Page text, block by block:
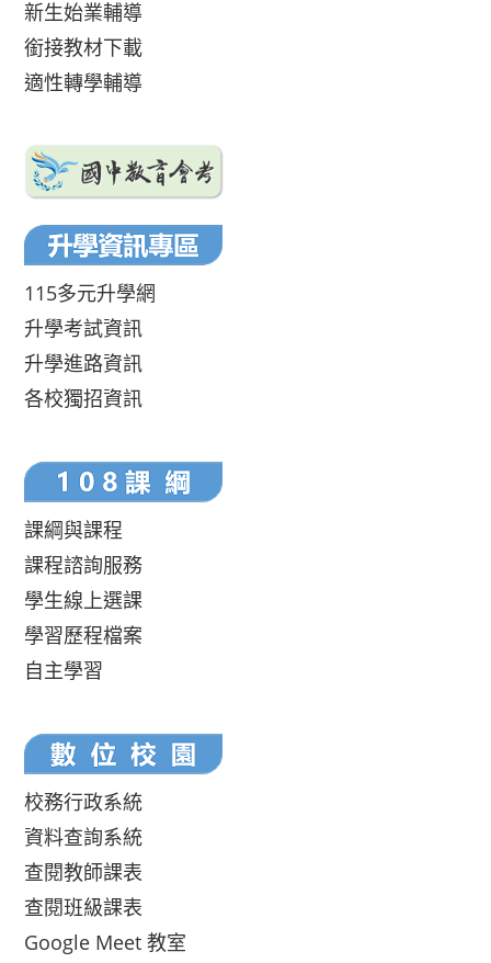
新生始業輔導
銜接教材下載
適性轉學輔導
115多元升學網
升學考試資訊
升學進路資訊
各校獨招資訊
課綱與課程
課程諮詢服務
學生線上選課
學習歷程檔案
自主學習
校務行政系統
資料查詢系統
查閱教師課表
查閱班級課表
Google Meet 教室